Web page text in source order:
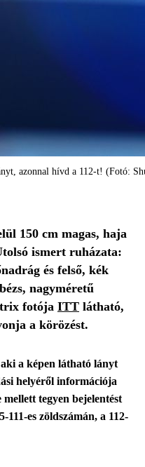
azonnal hívd a 112-t! (Fotó:
150 cm magas, haja
ismert ruházata:
és felső, kék
nagyméretű
fotója ITT látható,
a körözést.
a képen látható lányt
helyéről információja
mellett tegyen bejelentést
111-es zöldszámán, a 112-